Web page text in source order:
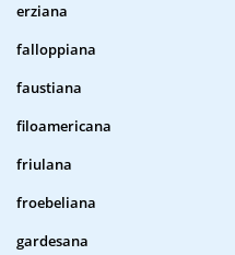
erziana
falloppiana
faustiana
filoamericana
friulana
froebeliana
gardesana